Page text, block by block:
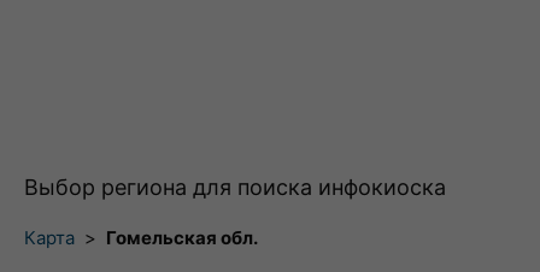
Выбор региона для поиска инфокиоска
Карта > Гомельская обл.